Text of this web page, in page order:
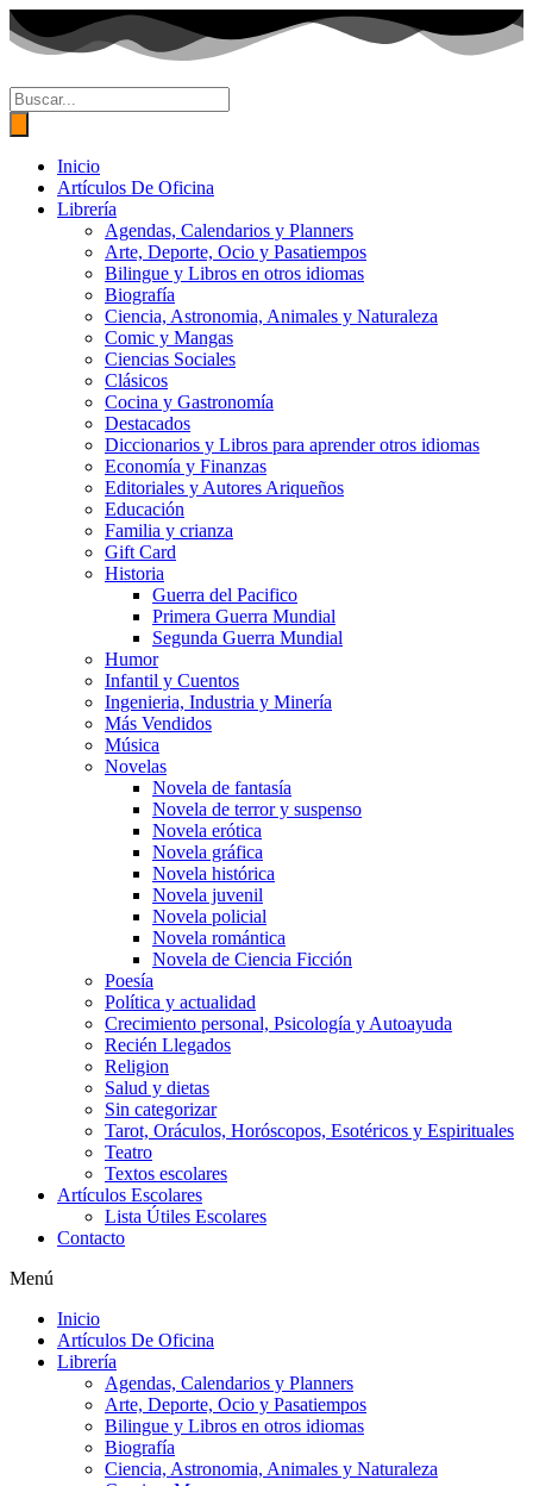
Ir
al
contenido
Búsqueda
de
productos
Inicio
Artículos De Oficina
Librería
Agendas, Calendarios y Planners
Arte, Deporte, Ocio y Pasatiempos
Bilingue y Libros en otros idiomas
Biografía
Ciencia, Astronomia, Animales y Naturaleza
Comic y Mangas
Ciencias Sociales
Clásicos
Cocina y Gastronomía
Destacados
Diccionarios y Libros para aprender otros idiomas
Economía y Finanzas
Editoriales y Autores Ariqueños
Educación
Familia y crianza
Gift Card
Historia
Guerra del Pacifico
Primera Guerra Mundial
Segunda Guerra Mundial
Humor
Infantil y Cuentos
Ingenieria, Industria y Minería
Más Vendidos
Música
Novelas
Novela de fantasía
Novela de terror y suspenso
Novela erótica
Novela gráfica
Novela histórica
Novela juvenil
Novela policial
Novela romántica
Novela de Ciencia Ficción
Poesía
Política y actualidad
Crecimiento personal, Psicología y Autoayuda
Recién Llegados
Religion
Salud y dietas
Sin categorizar
Tarot, Oráculos, Horóscopos, Esotéricos y Espirituales
Teatro
Textos escolares
Artículos Escolares
Lista Útiles Escolares
Contacto
Menú
Inicio
Artículos De Oficina
Librería
Agendas, Calendarios y Planners
Arte, Deporte, Ocio y Pasatiempos
Bilingue y Libros en otros idiomas
Biografía
Ciencia, Astronomia, Animales y Naturaleza